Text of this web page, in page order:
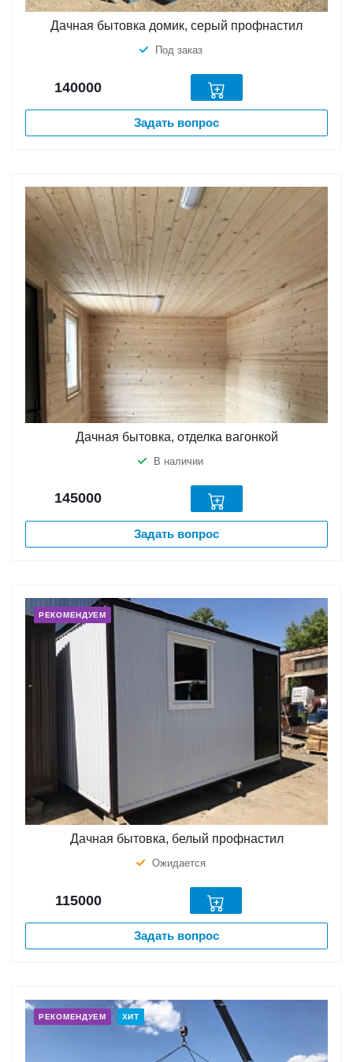
Дачная бытовка домик, серый профнастил
Под заказ
140000
Задать вопрос
Дачная бытовка, отделка вагонкой
В наличии
145000
Задать вопрос
РЕКОМЕНДУЕМ
Дачная бытовка, белый профнастил
Ожидается
115000
Задать вопрос
РЕКОМЕНДУЕМ ХИТ